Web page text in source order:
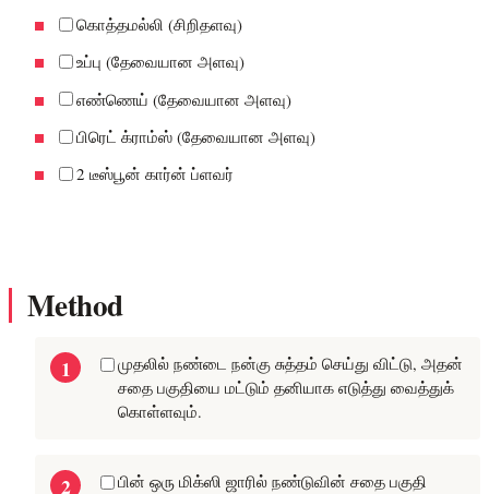
கொத்தமல்லி (சிறிதளவு)
உப்பு (தேவையான அளவு)
எண்ணெய் (தேவையான அளவு)
பிரெட் க்ராம்ஸ் (தேவையான அளவு)
2 டீஸ்பூன் கார்ன் ப்ளவர்
Method
முதலில் நண்டை நன்கு சுத்தம் செய்து விட்டு, அதன்
சதை பகுதியை மட்டும் தனியாக எடுத்து வைத்துக்
கொள்ளவும்.
பின் ஒரு மிக்ஸி ஜாரில் நண்டுவின் சதை பகுதி